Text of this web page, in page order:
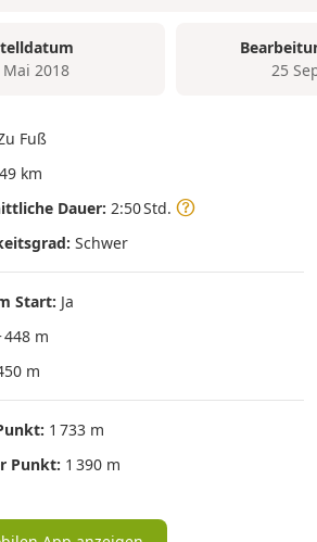
Mai 2018
25
Fuß
km
Dauer: 2:50 Std.
Schwer
Start: Ja
448 m
m
1 733 m
Punkt: 1 390 m